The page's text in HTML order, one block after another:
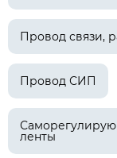
Провод связи,
Провод СИП
ленты